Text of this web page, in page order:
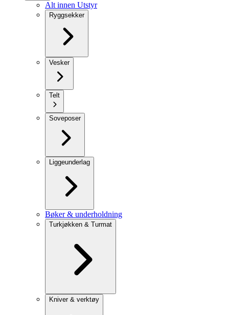
Alt innen Utstyr
Ryggsekker
Vesker
Telt
Soveposer
Liggeunderlag
Bøker & underholdning
Turkjøkken & Turmat
Kniver & verktøy